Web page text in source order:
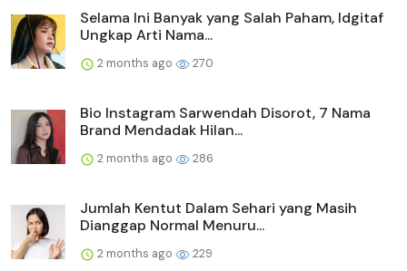
Selama Ini Banyak yang Salah Paham, Idgitaf
Ungkap Arti Nama...
2 months ago 270
Bio Instagram Sarwendah Disorot, 7 Nama
Brand Mendadak Hilan...
2 months ago 286
Jumlah Kentut Dalam Sehari yang Masih
Dianggap Normal Menuru...
2 months ago 229